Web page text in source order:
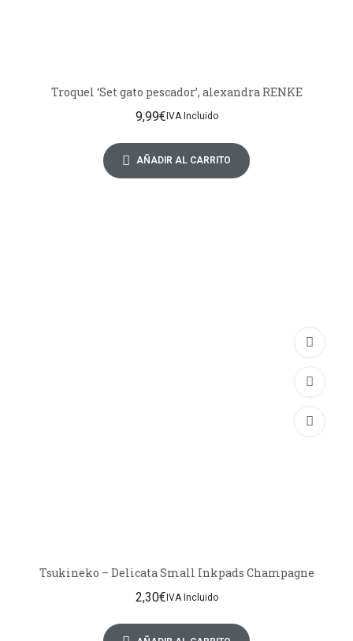
Troquel ‘Set gato pescador’, alexandra RENKE
9,99€ IVA Incluido
AÑADIR AL CARRITO
Tsukineko – Delicata Small Inkpads Champagne
2,30€IVA Incluido